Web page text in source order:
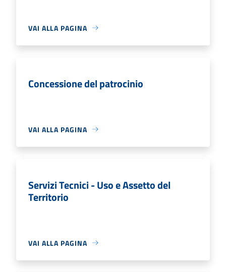
VAI ALLA PAGINA
Concessione del patrocinio
VAI ALLA PAGINA
Servizi Tecnici - Uso e Assetto del
Territorio
VAI ALLA PAGINA